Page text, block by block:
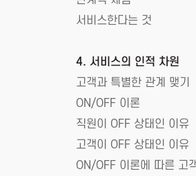
서비스한다는 것
4. 서비스의 인적 차원
고객과 특별한 관계 맺기
ON/OFF 이론
직원이 OFF 상태인 이유
고객이 OFF 상태인 이유
ON/OFF 이론에 따른 고